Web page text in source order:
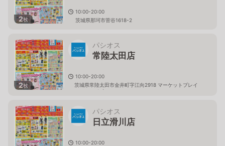
2枚
10:00-20:00
茨城県那珂市菅谷1618-2
2枚
パシオス
常陸太田店
10:00-20:00
茨城県常陸太田市金井町字江向2918 マーケットプレイ
ス フェスタ内
パシオス
日立滑川店
10:00-20:00